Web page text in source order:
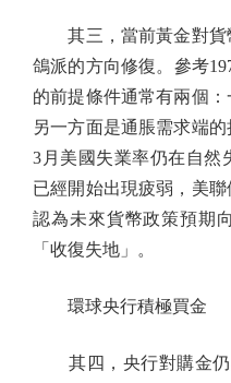
其三，當前黃金對貨
鴿派的方向修復。參考
的前提條件通常有兩個：
另一方面是通脹需求端
3月美國失業率仍在自然
已經開始出現疲弱，美
認為未來貨幣政策預期
「收復失地」。
環球央行積極買金
其四，央行對購金仍